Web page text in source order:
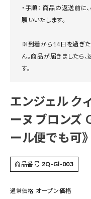
・手順： 商品の返送前に
願いいたします。
※到着から14日を過ぎ
ん。商品が届きましたら
す。
エンジェル ク
ーヌ ブロンズ
ール便でも可》
商品番号 2Q-Gl-003
通常価格 オープン価格